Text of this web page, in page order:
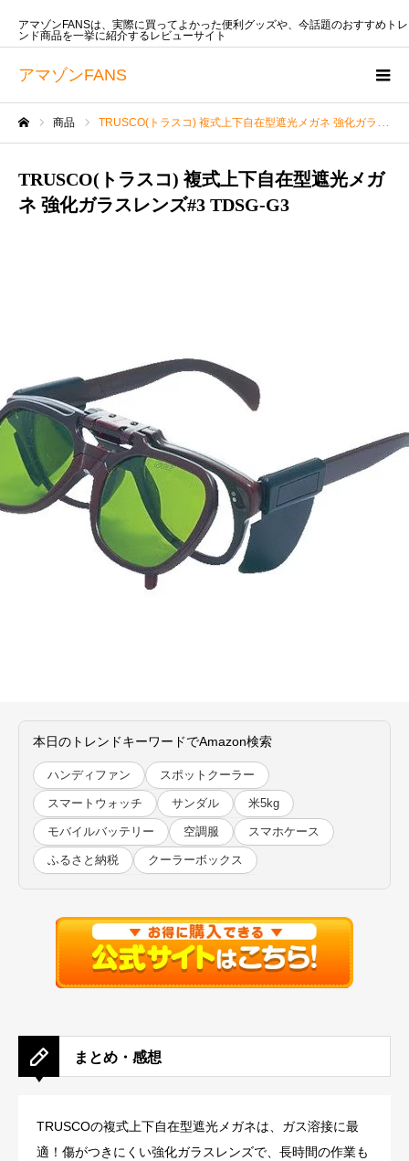
アマゾンFANS
アマゾンFANSは、実際に買ってよかった便利グッズや、今話題のおすすめトレ
ンド商品を一挙に紹介するレビューサイト
商品 TRUSCO(トラスコ) 複式上下自在型遮光メガネ 強化ガラスレンズ#3 TDSG-G3
TRUSCO(トラスコ) 複式上下自在型遮光メガ
ネ 強化ガラスレンズ#3 TDSG-G3
本日のトレンドキーワードでAmazon検索
ハンディファン スポットクーラー
スマートウォッチ サンダル 米5kg
モバイルバッテリー 空調服 スマホケース
ふるさと納税 クーラーボックス
まとめ・感想
TRUSCOの複式上下自在型遮光メガネは、ガス溶接に最
適！傷がつきにくい強化ガラスレンズで、長時間の作業も